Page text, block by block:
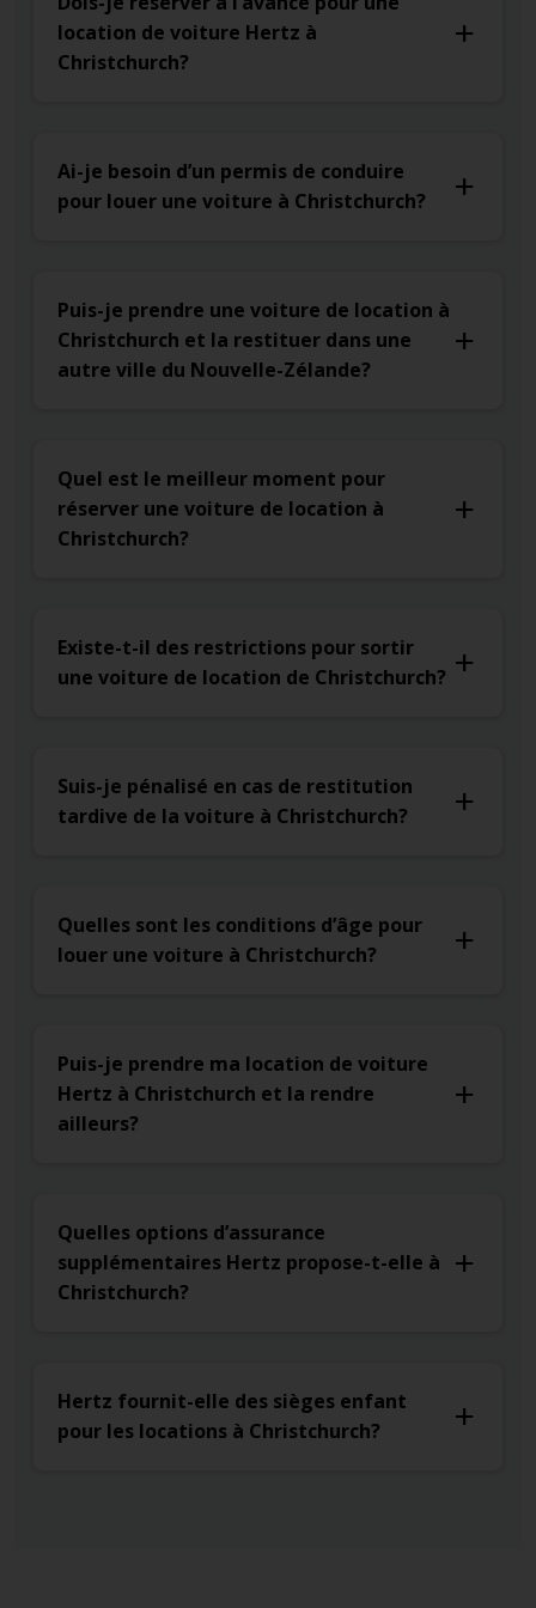
location de voiture Hertz à
Christchurch?
Ai-je besoin d’un permis de conduire
pour louer une voiture à Christchurch?
Puis-je prendre une voiture de location à
Christchurch et la restituer dans une
autre ville du Nouvelle-Zélande?
Quel est le meilleur moment pour
réserver une voiture de location à
Christchurch?
Existe-t-il des restrictions pour sortir
une voiture de location de Christchurch?
Suis-je pénalisé en cas de restitution
tardive de la voiture à Christchurch?
Quelles sont les conditions d’âge pour
louer une voiture à Christchurch?
Puis-je prendre ma location de voiture
Hertz à Christchurch et la rendre
ailleurs?
Quelles options d’assurance
supplémentaires Hertz propose-t-elle à
Christchurch?
Hertz fournit-elle des sièges enfant
pour les locations à Christchurch?